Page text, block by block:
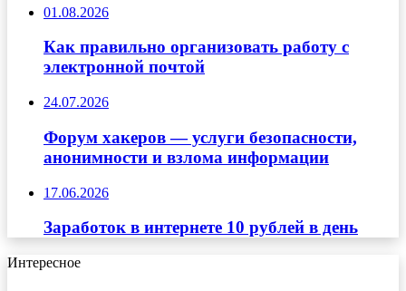
01.08.2026
Как правильно организовать работу с
электронной почтой
24.07.2026
Форум хакеров — услуги безопасности,
анонимности и взлома информации
17.06.2026
Заработок в интернете 10 рублей в день
Интересное